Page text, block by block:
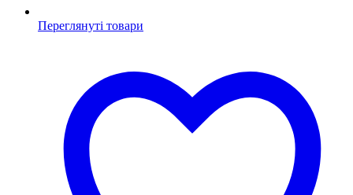
Переглянуті товари